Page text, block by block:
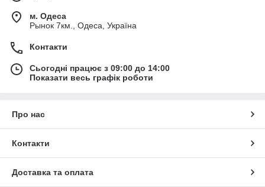
м. Одеса
Рынок 7км., Одеса, Україна
Контакти
Сьогодні працює з 09:00 до 14:00
Показати весь графік роботи
Про нас
Контакти
Доставка та оплата